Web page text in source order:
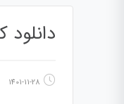
دانلود
1401-11-28